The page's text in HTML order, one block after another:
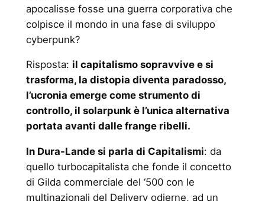
apocalisse fosse una guerra corporativa che
colpisce il mondo in una fase di sviluppo
cyberpunk?
Risposta: il capitalismo sopravvive e si
trasforma, la distopia diventa paradosso,
l’ucronia emerge come strumento di
controllo, il solarpunk è l’unica alternativa
portata avanti dalle frange ribelli.
In Dura-Lande si parla di Capitalismi: da
quello turbocapitalista che fonde il concetto
di Gilda commerciale del ‘500 con le
multinazionali del Delivery odierne, ad un